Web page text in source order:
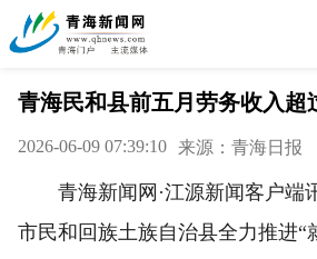
青海民和县前五月劳务收入超
2026-06-09 07:39:10 来源：青海日报
青海新闻网·江源新闻客户端
市民和回族土族自治县全力推进“